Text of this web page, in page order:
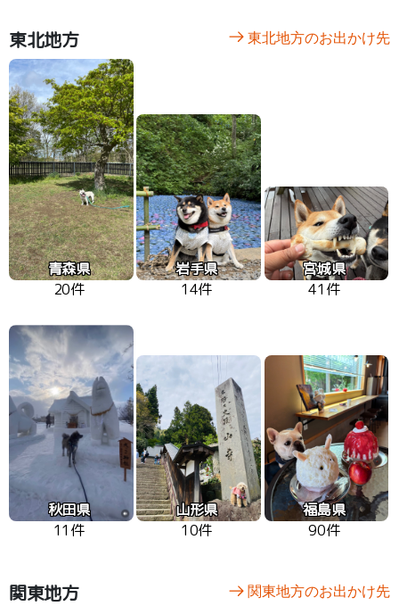
東北地方 東北地方のお出かけ先
青森県
20件
岩手県
14件
宮城県
41件
秋田県
11件
山形県
10件
福島県
90件
関東地方 関東地方のお出かけ先